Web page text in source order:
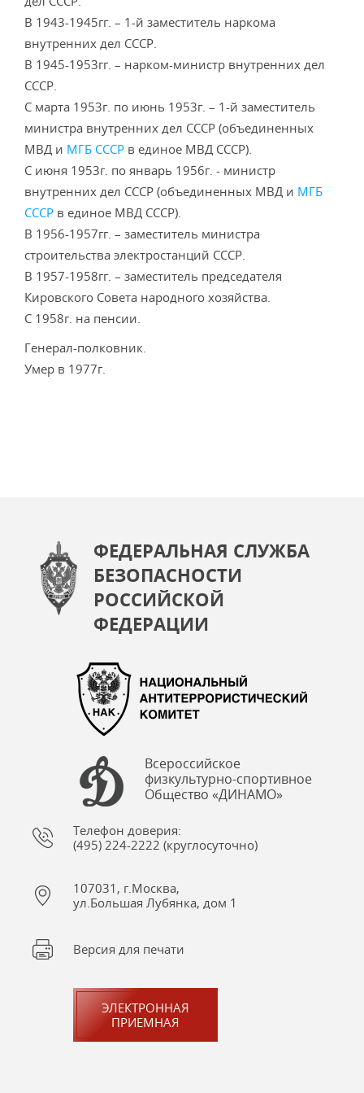
В 1943-1945гг. – 1-й заместитель наркома
внутренних дел СССР.
В 1945-1953гг. – нарком-министр внутренних дел
СССР.
С марта 1953г. по июнь 1953г. – 1-й заместитель
министра внутренних дел СССР (объединенных
МВД и МГБ СССР в единое МВД СССР).
С июня 1953г. по январь 1956г. - министр
внутренних дел СССР (объединенных МВД и МГБ
СССР в единое МВД СССР).
В 1956-1957гг. – заместитель министра
строительства электростанций СССР.
В 1957-1958гг. – заместитель председателя
Кировского Совета народного хозяйства.
С 1958г. на пенсии.
Генерал-полковник.
Умер в 1977г.
ФЕДЕРАЛЬНАЯ СЛУЖБА
БЕЗОПАСНОСТИ
РОССИЙСКОЙ
ФЕДЕРАЦИИ
Всероссийское
физкультурно-спортивное
Общество «ДИНАМО»
Телефон доверия:
(495) 224-2222 (круглосуточно)
107031, г.Москва,
ул.Большая Лубянка, дом 1
Версия для печати
ЭЛЕКТРОННАЯ
ПРИЕМНАЯ